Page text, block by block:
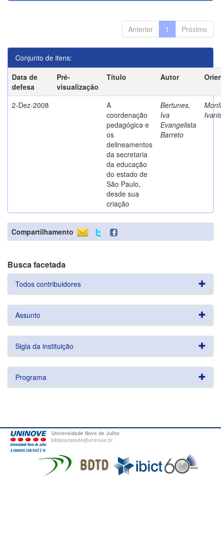
Anterior 1 Próximo
Conjunto de itens:
Data de
defesa
Pré-
visualização
Título Autor
2-Dez-2008
A
coordenação
pedagógica e
os
delineamentos
da secretaria
da educação
do estado de
São Paulo,
desde sua
criação
Bertunes,
Iva
Evangelista
Barreto
Compartilhamento
Busca facetada
Todos contribuidores
Assunto
Sigla da instituição
Programa
Universidade Nove de Julho
bibliotecatede@uninove.br